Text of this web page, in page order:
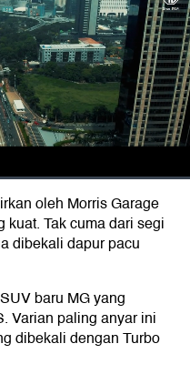
oleh Morris Garage
kuat. Tak cuma dari segi
dibekali dapur pacu
baru MG yang
Varian paling anyar ini
dibekali dengan Turbo